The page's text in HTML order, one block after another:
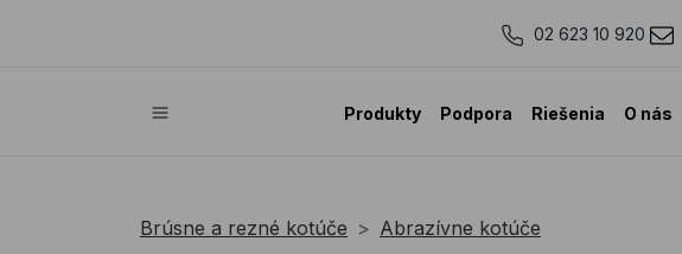
02 623 10 920
Produkty Podpora Riešenia O nás
Brúsne a rezné kotúče Abrazívne kotúče